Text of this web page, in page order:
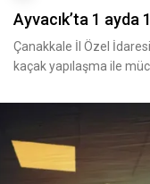
Ayvacık’ta 1 ayda
Çanakkale İl Özel
kaçak yapılaşma ile